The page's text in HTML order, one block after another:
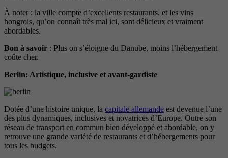
À noter : la ville compte d’excellents restaurants, et les vins
hongrois, qu’on connaît très mal ici, sont délicieux et vraiment
abordables.
Bon à savoir : Plus on s’éloigne du Danube, moins l’hébergement
coûte cher.
Berlin: Artistique, inclusive et avant-gardiste
Dotée d’une histoire unique, la capitale allemande est devenue l’une
des plus dynamiques, inclusives et novatrices d’Europe. Outre son
réseau de transport en commun bien développé et abordable, on y
retrouve une grande variété de restaurants et d’hébergements pour
tous les budgets.